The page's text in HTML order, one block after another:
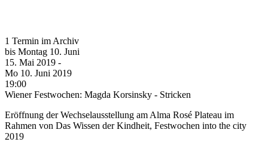
1 Termin im Archiv
bis Montag 10. Juni
15. Mai 2019 -
Mo 10. Juni 2019
19:00
Wiener Festwochen: Magda Korsinsky - Stricken
Eröffnung der Wechselausstellung am Alma Rosé Plateau im
Rahmen von Das Wissen der Kindheit, Festwochen into the city
2019